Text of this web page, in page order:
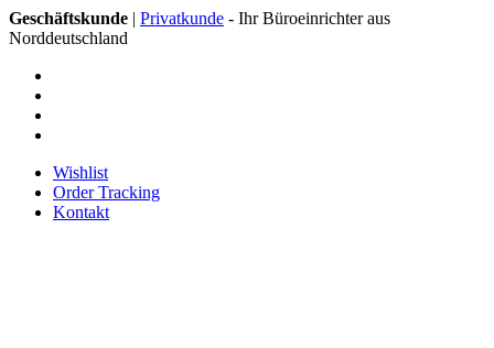
Geschäftskunde | Privatkunde - Ihr Büroeinrichter aus
Norddeutschland
Wishlist
Order Tracking
Kontakt